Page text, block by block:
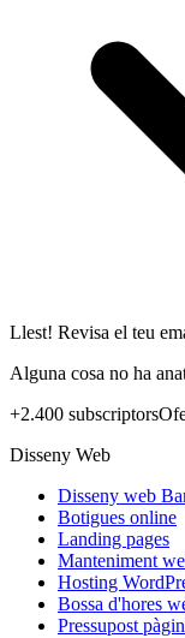
Llest! Revisa el teu
Alguna cosa no ha
+2.400 subscriptors
Disseny Web
Disseny web
Botigues online
Landing pages
Manteniment
Hosting
Bossa d'hores
Pressupost